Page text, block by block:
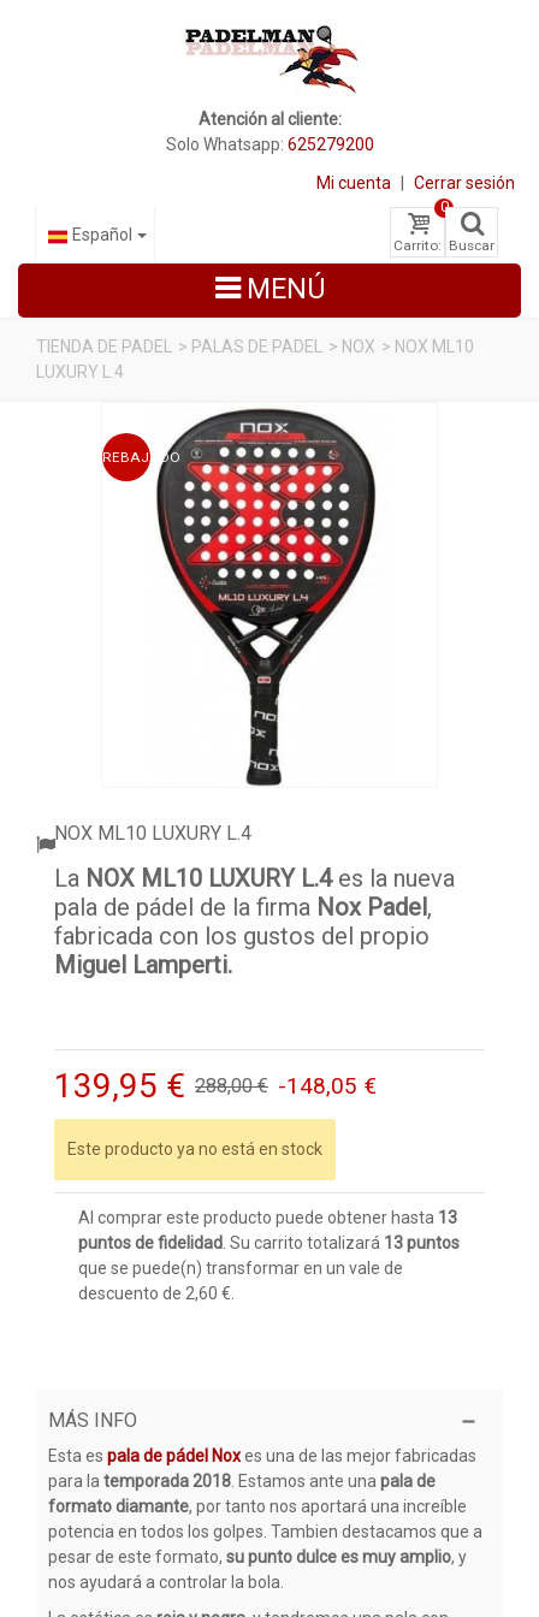
Atención al cliente:
Solo Whatsapp: 625279200
Mi cuenta Cerrar sesión
Carrito:
0
Buscar
Español
MENÚ
ZAPATILLAS DE PADEL
TIENDA DE PADEL > PALAS DE PADEL > NOX > NOX ML10
LUXURY L.4
REBAJADO
NOX ML10 LUXURY L.4
La NOX ML10 LUXURY L.4es la nueva
pala de pádel de la firma Nox Padel,
fabricada con los gustos del propio
Miguel Lamperti.
139,95 € 288,00 € -148,05 €
Este producto ya no está en stock
Al comprar este producto puede obtener hasta 13
puntos de fidelidad . Su carrito totalizará 13puntos
que se puede(n) transformar en un vale de
descuento de 2,60 €
MÁS INFO
Esta es pala de pádel Noxes una de las mejor fabricadas
para la temporada 2018 . Estamos ante una pala de
formato diamante, por tanto nos aportará una increíble
potencia en todos los golpes. Tambien destacamos que a
pesar de este formato, su punto dulce es muy amplio, y
nos ayudará a controlar la bola.